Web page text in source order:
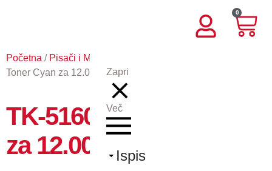
0
Zapri
Več
Ispis
Početna / Pisači i MFP
Toner Cyan za 12.000 stranica
TK-5160C – Toner Cyan
za 12.000 stranica